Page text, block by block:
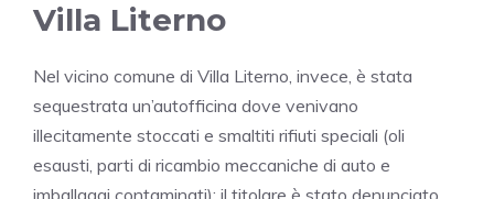
Villa Literno
Nel vicino comune di Villa Literno, invece, è stata
sequestrata un’autofficina dove venivano
illecitamente stoccati e smaltiti rifiuti speciali (oli
esausti, parti di ricambio meccaniche di auto e